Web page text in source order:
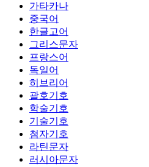
가타카나
중국어
한글고어
그리스문자
프랑스어
독일어
히브리어
괄호기호
학술기호
기술기호
첨자기호
라틴문자
러시아문자